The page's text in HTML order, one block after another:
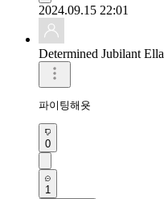
2024.09.15 22:01
Determined Jubilant Ella
파이팅해욧
0
1